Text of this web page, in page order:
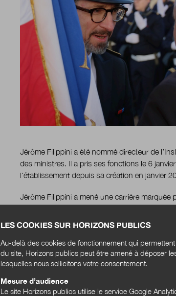
Jérôme Filippini a été nommé directeur de
des ministres. Il a pris ses fonctions le 6
l'établissement depuis sa création en janvier
Jérôme Filippini a mené une carrière
administration centrale notamment à
diversifiée des enjeux de modernisation de
LES COOKIES SUR HORIZONS PUBLICS
Au-delà des cookies de fonctionnement qui
du site, Horizons publics peut être amené à déposer
lesquelles nous sollicitons votre consentement.
Mesure d’audience
Le site Horizons publics utilise le service Google